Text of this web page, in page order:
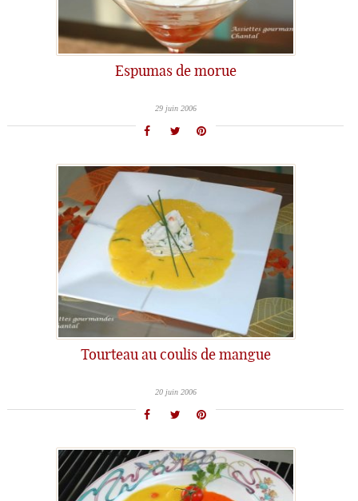
Espumas de morue
29 juin 2006
Tourteau au coulis de mangue
20 juin 2006